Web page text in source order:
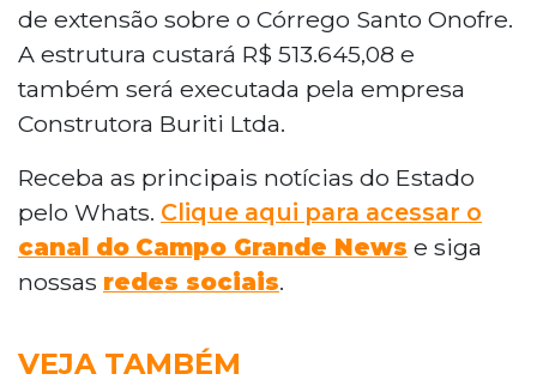
de extensão sobre o Córrego Santo Onofre.
A estrutura custará R$ 513.645,08 e
também será executada pela empresa
Construtora Buriti Ltda.
Receba as principais notícias do Estado
pelo Whats. Clique aqui para acessar o
canal do Campo Grande News e siga
nossas redes sociais.
VEJA TAMBÉM